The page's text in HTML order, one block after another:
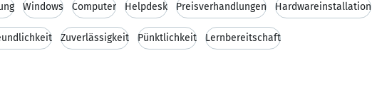
Windows Computer Helpdesk Preisverhandlungen Hardwareinstallation
Zuverlässigkeit Pünktlichkeit Lernbereitschaft